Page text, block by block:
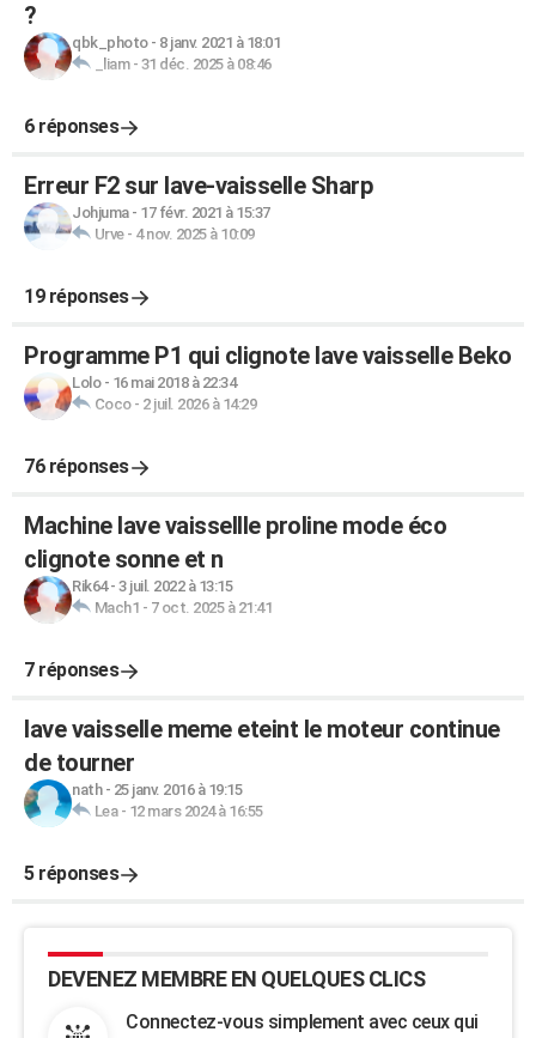
?
qbk_photo- 8 janv. 2021 à 18:01
_liam- 31 déc. 2025 à 08:46
6 réponses
Erreur F2 sur lave-vaisselle Sharp
Johjuma- 17 févr. 2021 à 15:37
Urve- 4 nov. 2025 à 10:09
19 réponses
Programme P1 qui clignote lave vaisselle Beko
Lolo- 16 mai 2018 à 22:34
Coco- 2 juil. 2026 à 14:29
76 réponses
Machine lave vaissellle proline mode éco
clignote sonne et n
Rik64- 3 juil. 2022 à 13:15
Mach1 - 7 oct. 2025 à 21:41
7 réponses
lave vaisselle meme eteint le moteur continue
de tourner
nath- 25 janv. 2016 à 19:15
Lea- 12 mars 2024 à 16:55
5 réponses
DEVENEZ MEMBRE EN QUELQUES CLICS
Connectez-vous simplement avec ceux qui